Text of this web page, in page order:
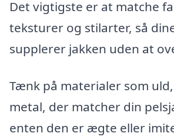
Det vigtigste er at matche
teksturer og stilarter, så
supplerer jakken uden at
Tænk på materialer som
metal, der matcher din
enten den er ægte eller